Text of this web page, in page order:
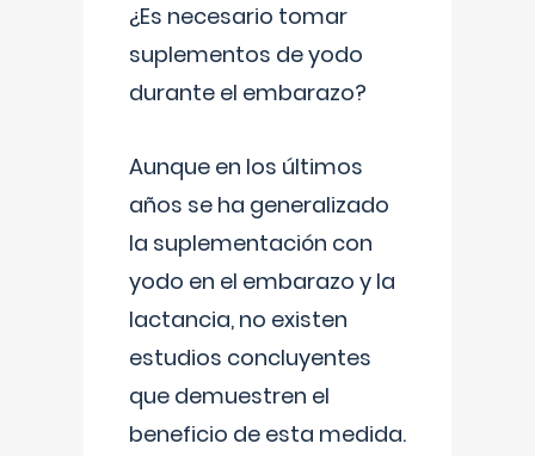
¿Es necesario tomar
suplementos de yodo
durante el embarazo?
Aunque en los últimos
años se ha generalizado
la suplementación con
yodo en el embarazo y la
lactancia, no existen
estudios concluyentes
que demuestren el
beneficio de esta medida.